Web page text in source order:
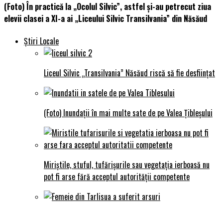
(Foto) În practică la „Ocolul Silvic”, astfel și-au petrecut ziua
elevii clasei a XI-a ai „Liceului Silvic Transilvania” din Năsăud
Știri Locale
Liceul Silvic „Transilvania” Năsăud riscă să fie desființat
(Foto) Inundații în mai multe sate de pe Valea Țibleșului
Miriștile, stuful, tufărișurile sau vegetația ierboasă nu
pot fi arse fără acceptul autorității competente